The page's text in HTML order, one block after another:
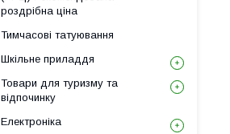
роздрібна ціна
Тимчасові татуювання
Шкільне приладдя
Товари для туризму та
відпочинку
Електроніка